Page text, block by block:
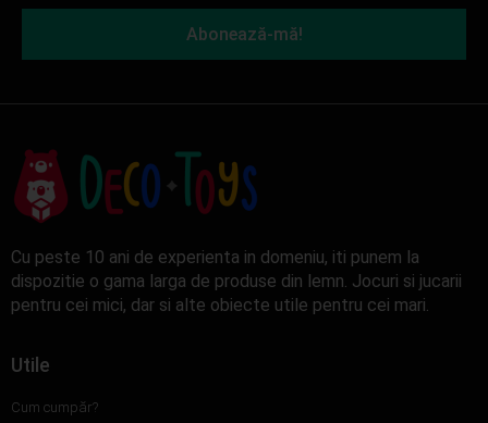
Abonează-mă!
Cu peste 10 ani de experienta in domeniu, iti punem la
dispozitie o gama larga de produse din lemn. Jocuri si jucarii
pentru cei mici, dar si alte obiecte utile pentru cei mari.
Utile
Cum cumpăr?